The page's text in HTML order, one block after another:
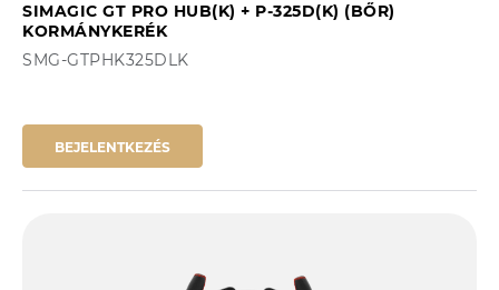
SIMAGIC GT PRO HUB(K) + P-325D(K) (BŐR)
KORMÁNYKERÉK
SMG-GTPHK325DLK
BEJELENTKEZÉS